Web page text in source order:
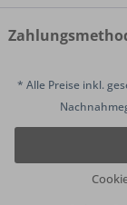
* Alle Preise inkl.